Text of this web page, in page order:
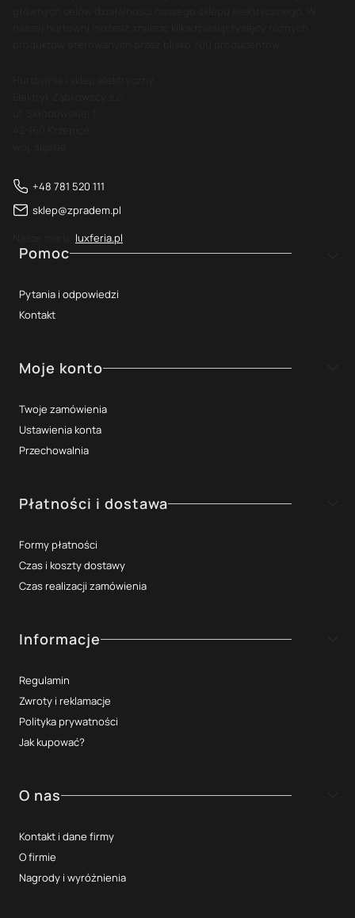
+48 781 520 111
sklep@zpradem.pl
luxferia.pl
Linki w stopce
Pomoc
Pytania i odpowiedzi
Kontakt
Moje konto
Twoje zamówienia
Ustawienia konta
Przechowalnia
Płatności i dostawa
Formy płatności
Czas i koszty dostawy
Czas realizacji zamówienia
Informacje
Regulamin
Zwroty i reklamacje
Polityka prywatności
Jak kupować?
O nas
Kontakt i dane firmy
O firmie
Nagrody i wyróżnienia